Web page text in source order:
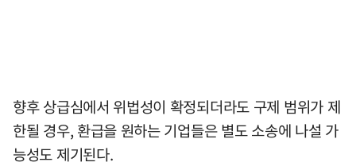
향후 상급심에서 위법성이 확정되더라도 구제 범위가 제
한될 경우, 환급을 원하는 기업들은 별도 소송에 나설 가
능성도 제기된다.